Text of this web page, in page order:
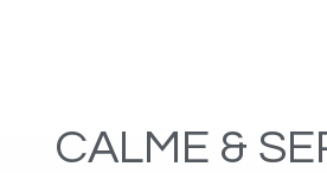
CALME &